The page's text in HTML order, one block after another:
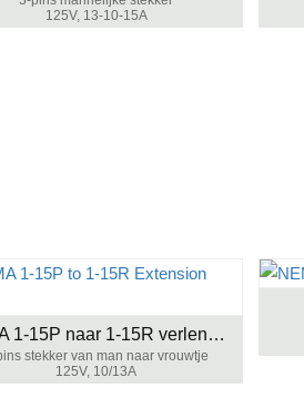
125V, 13-10-15A
NEMA 1-15P naar 1-15R verlengkabel
stekker van man naar vrouwtje
125V, 10/13A